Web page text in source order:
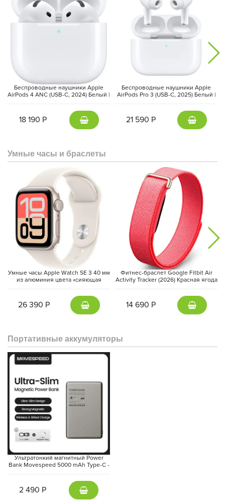
на 8 400 мА*ч.
Беспроводные наушники Apple
AirPods 4 ANC (USB-C, 2024) Белый |
18 190 Р
Беспроводные наушники Apple
AirPods Pro 3 (USB-C, 2025) Белый |
21 590 Р
Умные часы и браслеты
Умные часы Apple Watch SE 3 40 мм
из алюминия цвета «сияющая
«сияющая звезда» (S/M)
26 390 Р
Фитнес-браслет Google Fitbit Air
Activity Tracker (2026) Красная ягода
14 690 Р
Портативные аккумуляторы
Ультратонкий магнитный Power
Bank Movespeed 5000 mAh Type-C -
2 490 Р